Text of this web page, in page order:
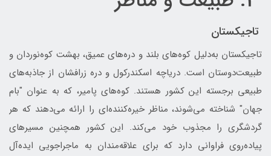
تاجیکستان
تاجیکستان به‌دلیل کوه‌های بلند و دره‌های عمیق، بهشت کوه‌نوردان و
طبیعت‌دوستان است. دریاچه اسکندرکول و دره زرافشان از جاذبه‌های
طبیعی برجسته این کشور هستند. کوه‌های پامیر، که به عنوان "بام
جهان" شناخته می‌شوند، مناظر خیره‌کننده‌ای را ارائه می‌دهند که هر
گردشگری را مجذوب خود می‌کند. این کشور همچنین مسیرهای
پیاده‌روی فراوانی دارد که برای علاقه‌مندان به ماجراجویی ایده‌آل